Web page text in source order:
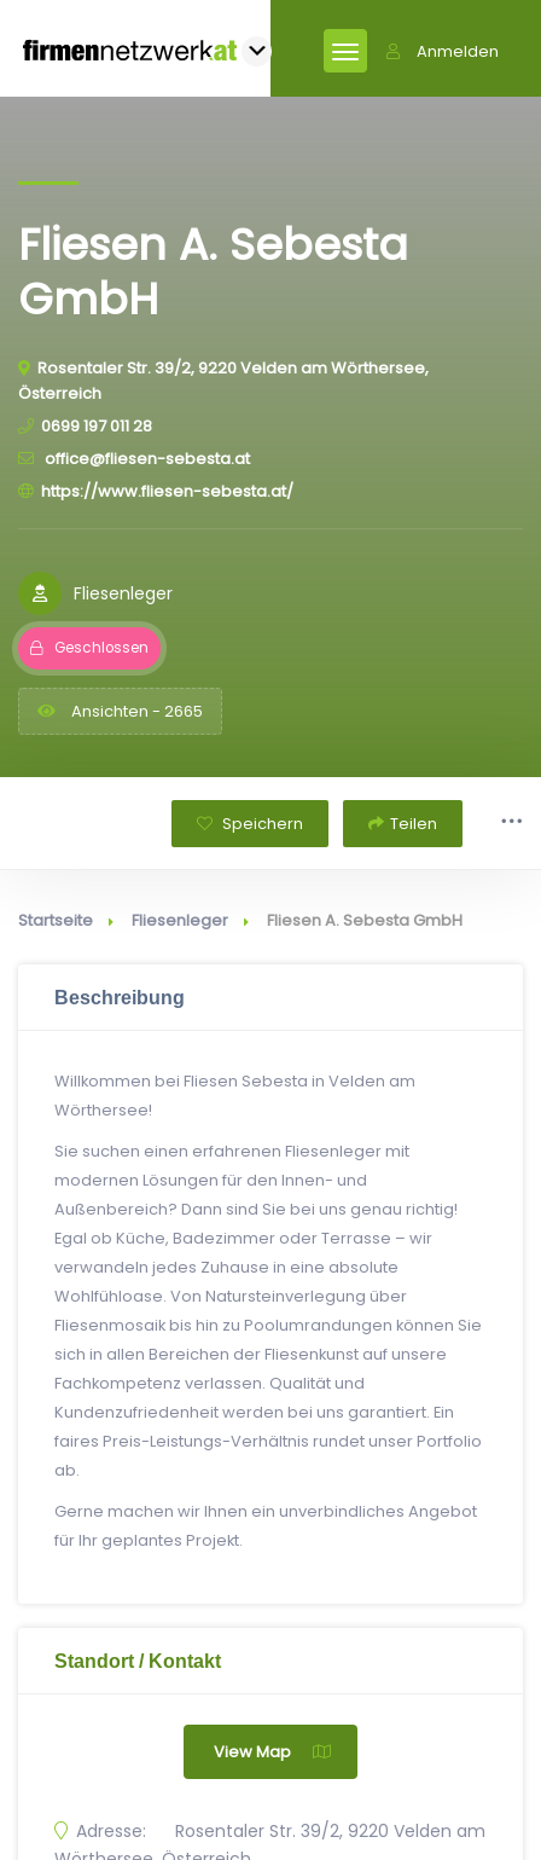
Anmelden
Fliesen A. Sebesta
GmbH
Rosentaler Str. 39/2, 9220 Velden am Wörthersee,
Österreich
0699 197 011 28
office@​fliesen-sebesta.at
https://www.fliesen-sebesta.at/
Fliesenleger
Geschlossen
Ansichten - 2665
Speichern Teilen
Startseite Fliesenleger Fliesen A. Sebesta GmbH
Beschreibung
Willkommen bei Fliesen Sebesta in Velden am
Wörthersee!
Sie suchen einen erfahrenen Fliesenleger mit
modernen Lösungen für den Innen- und
Außenbereich? Dann sind Sie bei uns genau richtig!
Egal ob Küche, Badezimmer oder Terrasse – wir
verwandeln jedes Zuhause in eine absolute
Wohlfühloase. Von Natursteinverlegung über
Fliesenmosaik bis hin zu Poolumrandungen können Sie
sich in allen Bereichen der Fliesenkunst auf unsere
Fachkompetenz verlassen. Qualität und
Kundenzufriedenheit werden bei uns garantiert. Ein
faires Preis-Leistungs-Verhältnis rundet unser Portfolio
ab.
Gerne machen wir Ihnen ein unverbindliches Angebot
für Ihr geplantes Projekt.
Standort / Kontakt
View Map
Adresse:
Rosentaler Str. 39/2, 9220 Velden am